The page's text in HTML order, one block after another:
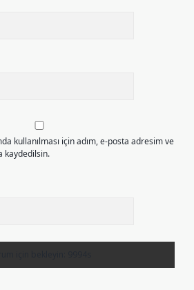
kullanılması için adım, e-posta adresim ve
kaydedilsin.